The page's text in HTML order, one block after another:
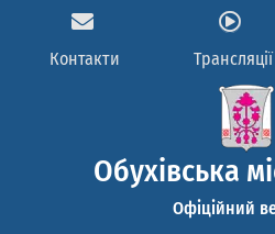
Контакти Трансляції
Обухівська
Офіційний